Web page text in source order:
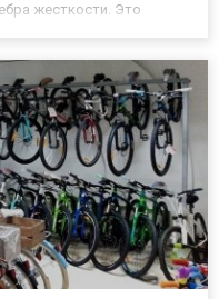
жесткости. Это